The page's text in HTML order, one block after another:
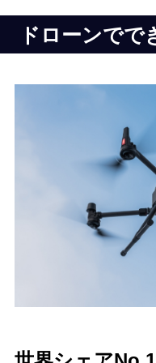
ドローンでで